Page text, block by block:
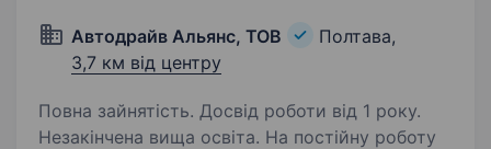
Автодрайв Альянс, ТОВ
Полтава,
3,7 км від центру
Повна зайнятість. Досвід роботи від 1 року.
Незакінчена вища освіта. На постійну роботу